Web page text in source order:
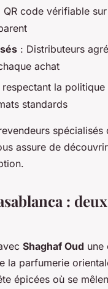
QR code vérifiable
: Distributeurs
achat
respectant la
standards
assure de
:
Shaghaf Oud une
la parfumerie
épicées où se